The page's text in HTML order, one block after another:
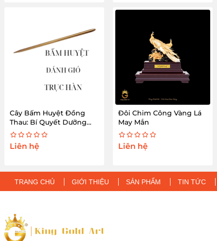
Cây Bấm Huyệt Đồng
Thau: Bí Quyết Dưỡng
Sinh Hiệu Quả
Liên hệ
Đôi Chim Công Vàng Lá
May Mắn
Liên hệ
TRANG CHỦ GIỚI THIỆU SẢN PHẨM TIN TỨC